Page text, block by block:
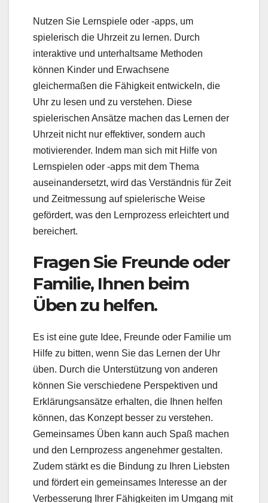
Nutzen Sie Lernspiele oder -apps, um
spielerisch die Uhrzeit zu lernen. Durch
interaktive und unterhaltsame Methoden
können Kinder und Erwachsene
gleichermaßen die Fähigkeit entwickeln, die
Uhr zu lesen und zu verstehen. Diese
spielerischen Ansätze machen das Lernen der
Uhrzeit nicht nur effektiver, sondern auch
motivierender. Indem man sich mit Hilfe von
Lernspielen oder -apps mit dem Thema
auseinandersetzt, wird das Verständnis für Zeit
und Zeitmessung auf spielerische Weise
gefördert, was den Lernprozess erleichtert und
bereichert.
Fragen Sie Freunde oder
Familie, Ihnen beim
Üben zu helfen.
Es ist eine gute Idee, Freunde oder Familie um
Hilfe zu bitten, wenn Sie das Lernen der Uhr
üben. Durch die Unterstützung von anderen
können Sie verschiedene Perspektiven und
Erklärungsansätze erhalten, die Ihnen helfen
können, das Konzept besser zu verstehen.
Gemeinsames Üben kann auch Spaß machen
und den Lernprozess angenehmer gestalten.
Zudem stärkt es die Bindung zu Ihren Liebsten
und fördert ein gemeinsames Interesse an der
Verbesserung Ihrer Fähigkeiten im Umgang mit